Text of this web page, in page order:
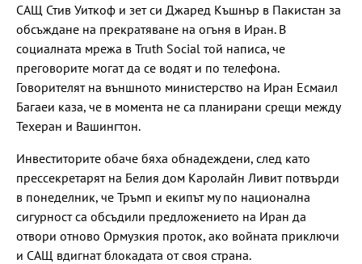
САЩ Стив Уиткоф и зет си Джаред Къшнър в Пакистан за
обсъждане на прекратяване на огъня в Иран. В
социалната мрежа в Truth Social той написа, че
преговорите могат да се водят и по телефона.
Говорителят на външното министерство на Иран Есмаил
Багаеи каза, че в момента не са планирани срещи между
Техеран и Вашингтон.
Инвеститорите обаче бяха обнадеждени, след като
прессекретарят на Белия дом Каролайн Ливит потвърди
в понеделник, че Тръмп и екипът му по национална
сигурност са обсъдили предложението на Иран да
отвори отново Ормузкия проток, ако войната приключи
и САЩ вдигнат блокадата от своя страна.